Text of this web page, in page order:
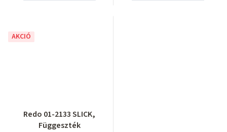
AKCIÓ
Redo 01-2133 SLICK,
Függeszték